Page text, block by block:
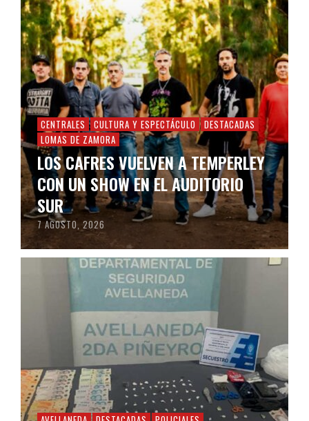
CENTRALES CULTURA Y ESPECTÁCULO
DESTACADAS
LOMAS DE ZAMORA
LOS CAFRES VUELVEN A TEMPERLEY
CON UN SHOW EN EL AUDITORIO
SUR
7 AGOSTO, 2026